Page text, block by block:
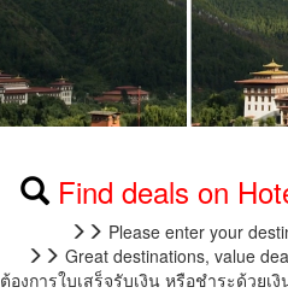
Find deals on
Please enter your
Great destinations, value
ต้องการใบเสร็จรับเงิน หรือชำระด้วย